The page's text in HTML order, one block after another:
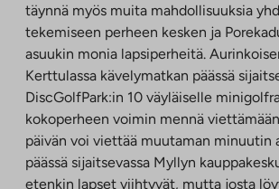
täynnä myös muita mahdollisuuksia
tekemiseen perheen kesken ja
asuukin monia lapsiperheitä.
Kerttulassa kävelymatkan päässä
DiscGolfPark:in 10 väyläiselle
kokoperheen voimin mennä
päivän voi viettää muutaman minuutin
päässä sijaitsevassa Myllyn
etenkin lapset viihtyvät, mutta josta